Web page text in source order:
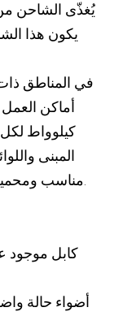
يُغذّى الشاحن
يكون هذا
في المناطق ذات
كيلوواط لكل
المبنى
مناسب ومحمية لشحن المركبات الكهربائية لفترة طويلة.
كابل موجود
أضواء حالة